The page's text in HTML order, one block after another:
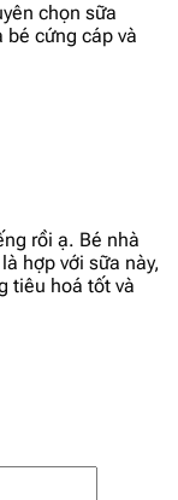
chọn sữa
cứng cáp và
rồi ạ. Bé nhà
hợp với sữa này,
tiêu hoá tốt và